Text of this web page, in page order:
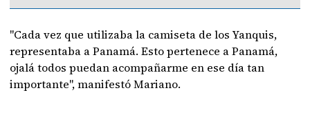
"Cada vez que utilizaba la camiseta de los Yanquis,
representaba a Panamá. Esto pertenece a Panamá,
ojalá todos puedan acompañarme en ese día tan
importante", manifestó Mariano.